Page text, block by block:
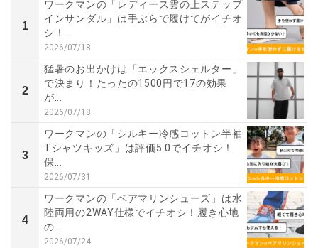
1
ワークマンの「レディース雲の上ステップ
インサンダル」は手ぶらで履けてがイチオ
シ！...
2026/07/18
2
猛暑のお出かけは「エックスシェルター」
で決まり！たったの1500円で17の効果
が...
2026/07/18
3
ワークマンの「シルキー冷感コットン半袖
Tシャツキッズ」は評価5.0でイチオシ！
保...
2026/07/31
4
ワークマンの「ベアマリンシューズ」は水
陸両用の2WAY仕様でイチオシ！履き心地
の...
2026/07/24